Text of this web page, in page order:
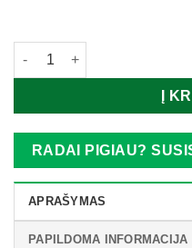
produkto kiekis: Siuvimo
Į
RADAI PIGIAU?
APRAŠYMAS
PAPILDOMA INFORMACIJA